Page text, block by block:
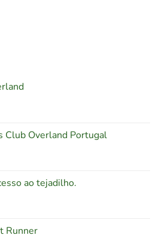
Club Overland Portugal
ao tejadilho.
Runner